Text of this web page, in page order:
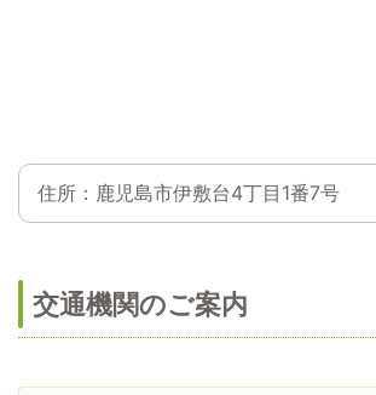
住所：鹿児島市伊敷台4丁目1番7号
交通機関のご案内